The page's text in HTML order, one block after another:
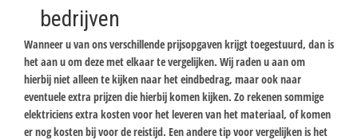
bedrijven
Wanneer u van ons verschillende prijsopgaven krijgt toegestuurd, dan is
het aan u om deze met elkaar te vergelijken. Wij raden u aan om
hierbij niet alleen te kijken naar het eindbedrag, maar ook naar
eventuele extra prijzen die hierbij komen kijken. Zo rekenen sommige
elektriciens extra kosten voor het leveren van het materiaal, of komen
er nog kosten bij voor de reistijd. Een andere tip voor vergelijken is het